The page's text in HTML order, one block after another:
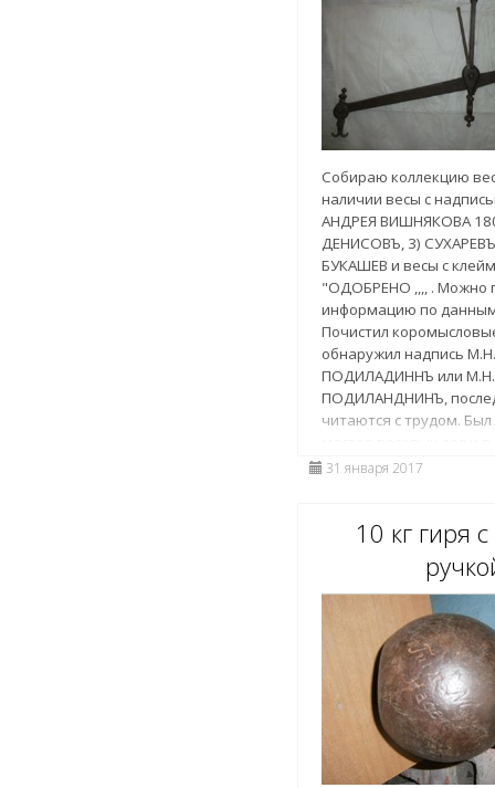
Собираю коллекцию
наличии весы с
АНДРЕЯ ВИШНЯКОВА
ДЕНИСОВЪ, 3)
БУКАШЕВ и весы с
"ОДОБРЕНО ,,,, . Можно
информацию по
Почистил
обнаружил надпись М.Н.
ПОДИЛАДИННЪ или М.Н.
ПОДИЛАНДНИНЪ,
читаются с трудом. Был
Наверное это
Иване ПОДКЛАДКИНЕ И
ПОДКЛАДКИНЕ, а вот о
ПОДКЛАДКИНЕ
Спасибо. Владимир
31 января 2017
10 кг гиря